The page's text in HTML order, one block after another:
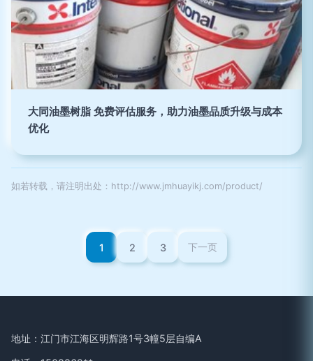
大同油墨树脂 免费评估服务，助力油墨品质升级与成本
优化
如若转载，请注明出处：http://www.jmhuayikj.com/product/
1 2 3 下一页
地址：江门市江海区明辉路1号3幢5层自编A